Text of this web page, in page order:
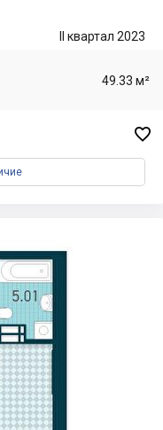
II квартал 2023
49.33 м²
